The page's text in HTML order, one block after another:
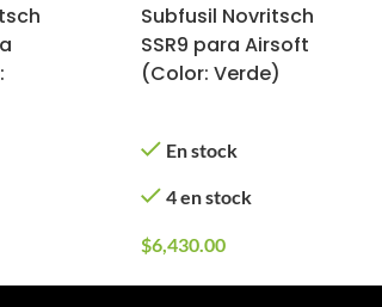
Subfusil Novritsch
SSR9 para Airsoft
(Color: Verde)
En stock
4 en stock
$6,430.00